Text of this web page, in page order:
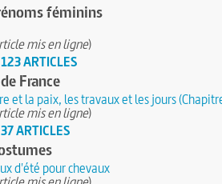
féminins
mis en ligne)
123 ARTICLES
France
et la paix, les travaux et les jours
mis en ligne)
37 ARTICLES
d'été pour chevaux